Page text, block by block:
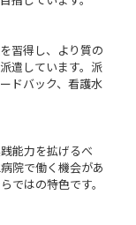
習得し、より質の
遣しています。派
ドバック、看護水
能力を拡げるべ
院で働く機会があ
ではの特色です。